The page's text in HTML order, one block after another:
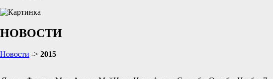
НОВОСТИ
Новости -> 2015